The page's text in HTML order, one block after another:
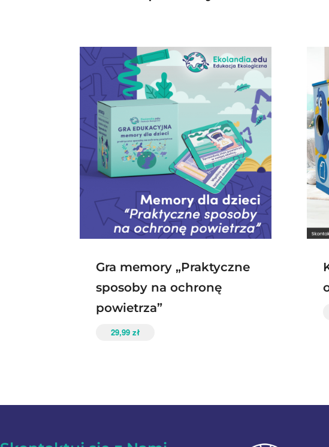
Gra memory „Praktyczne
sposoby na ochronę
powietrza”
29,99 zł